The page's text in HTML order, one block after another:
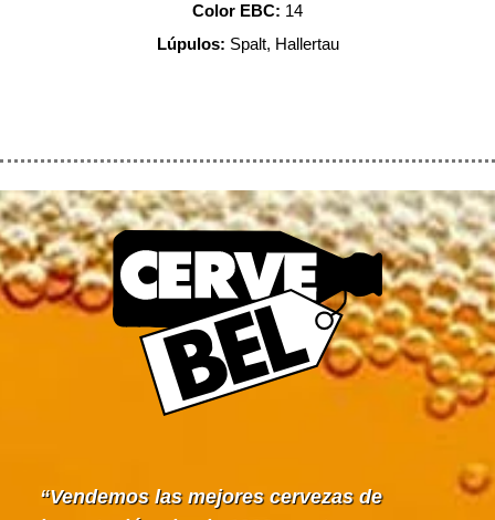
Color EBC: 14
Lúpulos: Spalt, Hallertau
Vendemos las mejores cervezas de